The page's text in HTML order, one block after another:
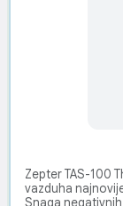
Zepter TAS-100
vazduha
Snaga